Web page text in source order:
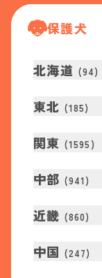
保護犬
北海道 (94)
東北 (185)
関東 (1595 )
中部 (941 )
近畿 (860)
中国 (247)